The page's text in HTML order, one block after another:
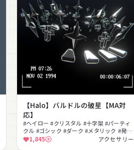
【Halo】バルドルの破星【MA対
応】
#ヘイロー #クリスタル #十字架 #パーティ
クル #ゴシック #ダーク #メタリック #発光
#MA対応 #lilToon対応
1,845 アクセサリー